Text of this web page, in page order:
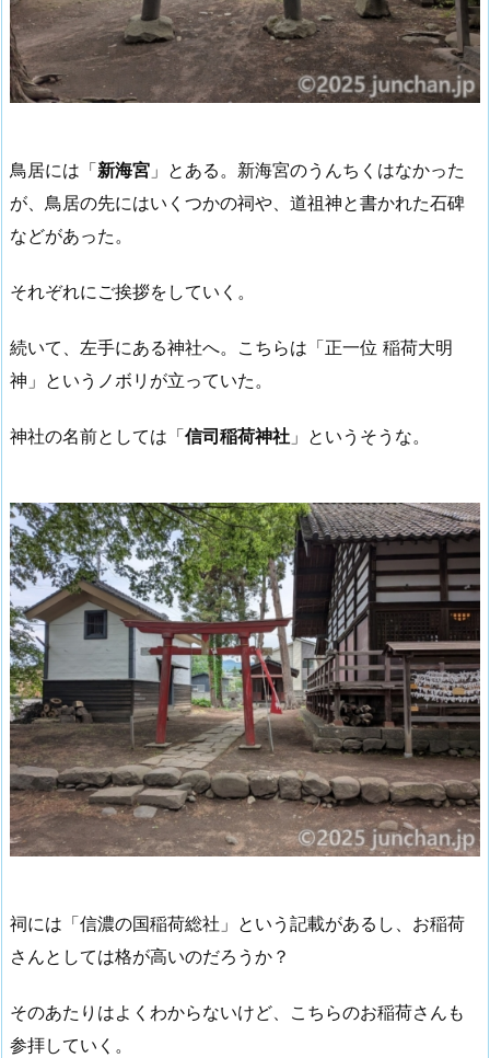
鳥居には「新海宮 」とある。新海宮のうんちくはなかった
が、鳥居の先にはいくつかの祠や、道祖神と書かれた石碑
などがあった。
それぞれにご挨拶をしていく。
続いて、左手にある神社へ。こちらは「正一位 稲荷大明
神」というノボリが立っていた。
神社の名前としては「信司稲荷神社 」というそうな。
祠には「信濃の国稲荷総社」という記載があるし、お稲荷
さんとしては格が高いのだろうか？
そのあたりはよくわからないけど、こちらのお稲荷さんも
参拝していく。